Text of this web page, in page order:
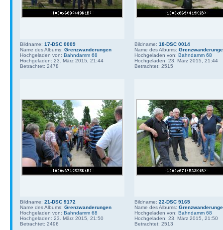
Bildname: 17-DSC 0009
Name des Albums: Grenzwanderungen
Hochgeladen von: Bahndamm 68
Hochgeladen: 23. März 2015, 21:44
Betrachtet: 2478
Bildname: 18-DSC 0014
Name des Albums:
Hochgeladen von: Bahndamm 68
Hochgeladen: 23. März 2015, 21:44
Betrachtet: 2515
Bildname: 21-DSC 9172
Name des Albums: Grenzwanderungen
Hochgeladen von: Bahndamm 68
Hochgeladen: 23. März 2015, 21:50
Betrachtet: 2496
Bildname: 22-DSC 9165
Name des Albums:
Hochgeladen von: Bahndamm 68
Hochgeladen: 23. März 2015, 21:50
Betrachtet: 2513